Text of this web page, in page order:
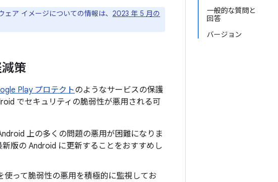
一般的な質問と
回答
バージョン
ア イメージについての情報は、 2023 年 5 月の
策
Play プロテクトのようなサービスの保護
でセキュリティの脆弱性が悪用される可
上の多くの問題の悪用が困難になりま
版の Android に更新することをおすすめし
使って脆弱性の悪用を積極的に監視してお